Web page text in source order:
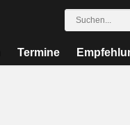
Termine